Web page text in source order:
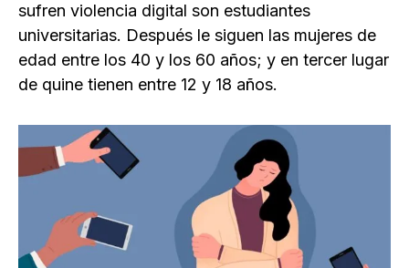
sufren violencia digital son estudiantes
universitarias. Después le siguen las mujeres de
edad entre los 40 y los 60 años; y en tercer lugar
de quine tienen entre 12 y 18 años.